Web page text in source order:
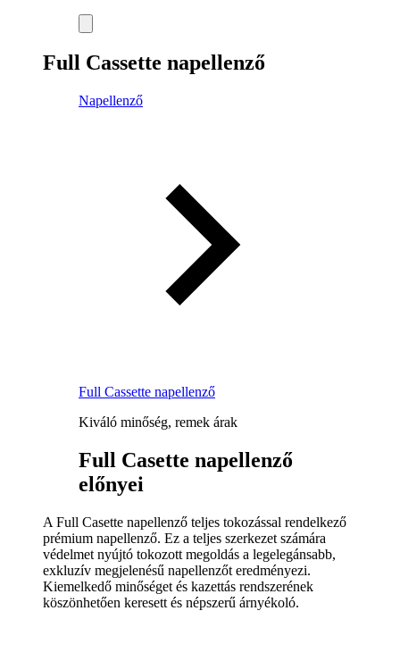
Full Cassette napellenző
Napellenző
Full Cassette napellenző
Kiváló minőség, remek árak
Full Casette napellenző
előnyei
A Full Casette napellenző teljes tokozással rendelkező
prémium napellenző. Ez a teljes szerkezet számára
védelmet nyújtó tokozott megoldás a legelegánsabb,
exkluzív megjelenésű napellenzőt eredményezi.
Kiemelkedő minőséget és kazettás rendszerének
köszönhetően keresett és népszerű árnyékoló.